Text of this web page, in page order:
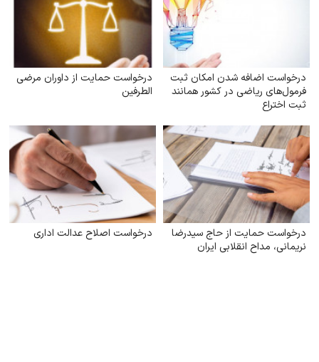
درخواست اضافه شدن امکان ثبت
فرمول‌های ریاضی در کشور همانند
ثبت اختراع
درخواست حمایت از داوران مرضی
الطرفین
درخواست حمایت از حاج سیدرضا
نریمانی، مداح انقلابی ایران
درخواست اصلاح عدالت اداری